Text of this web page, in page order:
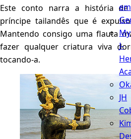
em
My
J-
JH
Este conto narra a história
príncipe tailandês que é
Mantendo consigo uma flauta
fazer qualquer criatura viva
tocando-a.